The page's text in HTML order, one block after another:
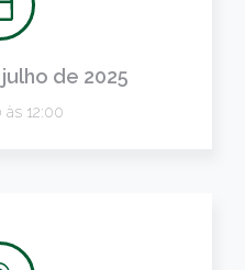
de 2025
às 12:00